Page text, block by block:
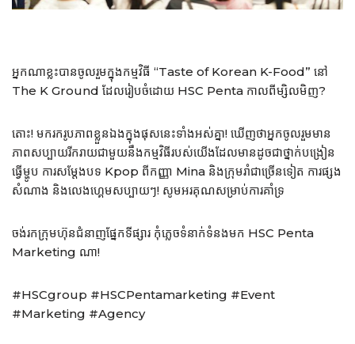
អ្នកណាខ្លះបានចូលរួមក្នុងកម្មវិធី “Taste of Korean K-Food” នៅ
The K Ground ដែលរៀបចំដោយ HSC Penta កាលពីម្សិលមិញ?
តោះ! មករករូបភាពខ្លួនឯងក្នុងផុសនេះទាំងអស់គ្នា! ឃើញថាអ្នកចូលរួមមាន
ភាពសប្បាយរីករាយជាមួយនឹងកម្មវិធីរបស់យើងដែលមានដូចជាថ្នាក់បង្រៀន
ធ្វើម្ហូប ការសម្តែងបទ Kpop ពីកញ្ញា Mina និងក្រុមរាំជាច្រើនទៀត ការផ្សង
សំណាង និងលេងហ្គេមសប្បាយៗ! សូមអរគុណសម្រាប់ការគាំទ្រ
ចង់រកក្រុមហ៊ុនជំនាញផ្នែកទីផ្សារ កុំភ្លេចទំនាក់ទំនងមក HSC Penta
Marketing ណា!
#HSCgroup #HSCPentamarketing #Event
#Marketing #Agency